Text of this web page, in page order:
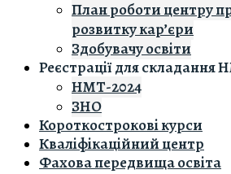
План роботи центру
розвитку кар’єри
Здобувачу освіти
Реєстрації для складання
НМТ-2024
ЗНО
Короткострокові курси
Кваліфікаційний центр
Фахова передвища освіта